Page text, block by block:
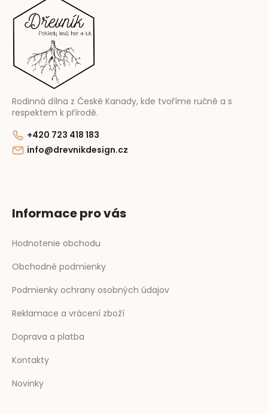
Rodinná dílna z České Kanady, kde tvoříme ručně a s
respektem k přírodě.
+420 723 418 183
info@drevnikdesign.cz
Informace pro vás
Hodnotenie obchodu
Obchodné podmienky
Podmienky ochrany osobných údajov
Reklamace a vrácení zboží
Doprava a platba
Kontakty
Novinky